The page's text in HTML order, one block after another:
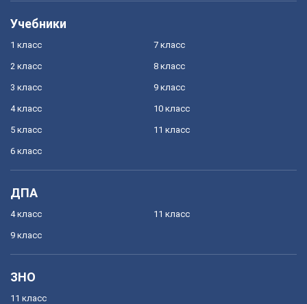
Учебники
1 класс
2 класс
3 класс
4 класс
5 класс
6 класс
7 класс
8 класс
9 класс
10 класс
11 класс
ДПА
4 класс
9 класс
11 класс
ЗНО
11 класс